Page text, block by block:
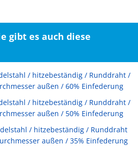
gibt es auch diese
/ hitzebeständig / Runddraht /
außen / 60% Einfederung
/ hitzebeständig / Runddraht /
außen / 50% Einfederung
/ hitzebeständig / Runddraht
außen / 35% Einfederung